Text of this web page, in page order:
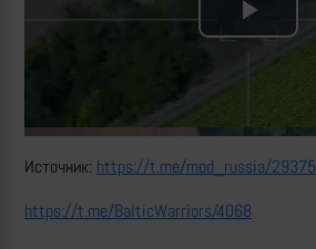
Play
Источник: https://t.me/mod_russia/29375
https://t.me/BalticWarriors/4068